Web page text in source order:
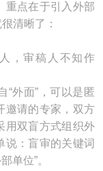
重点在于引入外部
清晰了：
，审稿人不知作
“外面”，可以是匿
邀请的专家，双方
用双盲方式组织外
说：盲审的关键词
单位”。